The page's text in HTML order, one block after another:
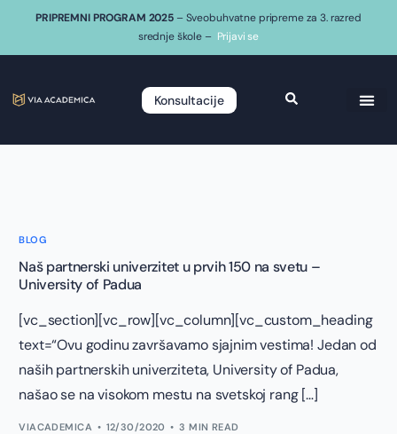
PRIPREMNI PROGRAM 2025 – Sveobuhvatne pripreme za 3. razred
srednje škole – Prijavi se
Konsultacije
BLOG
Naš partnerski univerzitet u prvih 150 na svetu –
University of Padua
[vc_section][vc_row][vc_column][vc_custom_heading
text=“Ovu godinu završavamo sjajnim vestima! Jedan od
naših partnerskih univerziteta, University of Padua,
našao se na visokom mestu na svetskoj rang […]
VIACADEMICA 12/30/2020 3 MIN READ